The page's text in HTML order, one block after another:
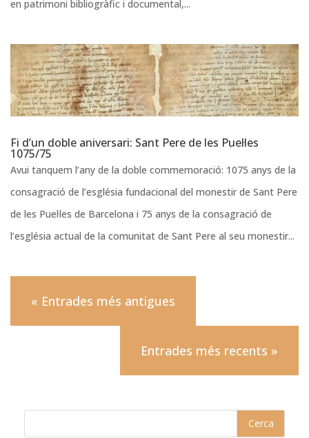
en patrimoni bibliogràfic i documental,...
Fi d’un doble aniversari: Sant Pere de les Puel·les
1075/75
Avui tanquem l’any de la doble commemoració: 1075 anys de la
consagració de l’església fundacional del monestir de Sant Pere
de les Puel·les de Barcelona i 75 anys de la consagració de
l’església actual de la comunitat de Sant Pere al seu monestir...
« Entrades més antigues
Entrades més recents »